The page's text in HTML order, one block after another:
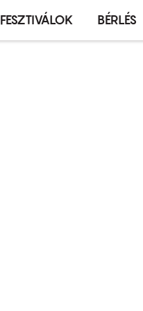
FESZTIVÁLOK BÉRLÉS